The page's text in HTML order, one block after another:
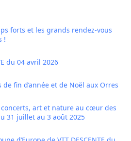
forts et les grands rendez-vous
!
du 04 avril 2026
fin d’année et de Noël aux Orres
concerts, art et nature au cœur des
31 juillet au 3 août 2025